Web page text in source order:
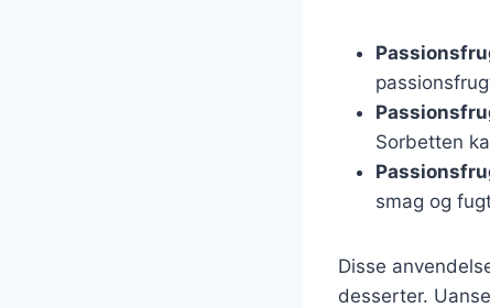
Sorbetten
smag og
Disse
desserter.